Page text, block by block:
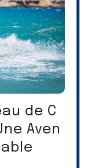
de C
Aven